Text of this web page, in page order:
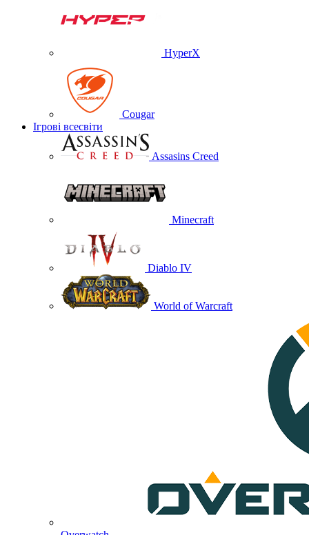
HyperX
Cougar
Ігрові всесвіти
Assasins Creed
Minecraft
Diablo IV
World of Warcraft